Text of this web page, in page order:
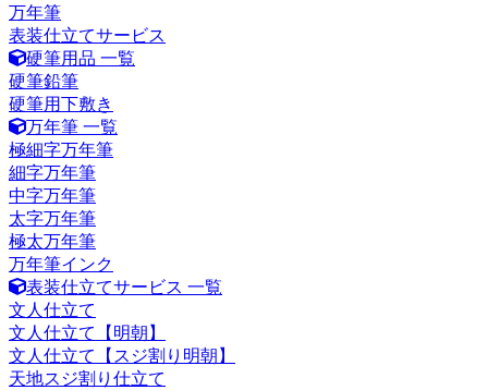
万年筆
表装仕立てサービス
硬筆用品 一覧
硬筆鉛筆
硬筆用下敷き
万年筆 一覧
極細字万年筆
細字万年筆
中字万年筆
太字万年筆
極太万年筆
万年筆インク
表装仕立てサービス 一覧
文人仕立て
文人仕立て【明朝】
文人仕立て【スジ割り明朝】
天地スジ割り仕立て